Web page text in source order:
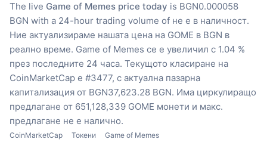
The live Game of Memes price today is BGN0.000058
BGN with a 24-hour trading volume of не е в наличност.
Ние актуализираме нашата цена на GOME в BGN в
реално време. Game of Memes се е увеличил с 1.04 %
през последните 24 часа. Текущото класиране на
CoinMarketCap е #3477, с актуална пазарна
капитализация от BGN37,623.28 BGN. Има циркулиращо
предлагане от 651,128,339 GOME монети и макс.
предлагане не е налично.
CoinMarketCap Токени Game of Memes